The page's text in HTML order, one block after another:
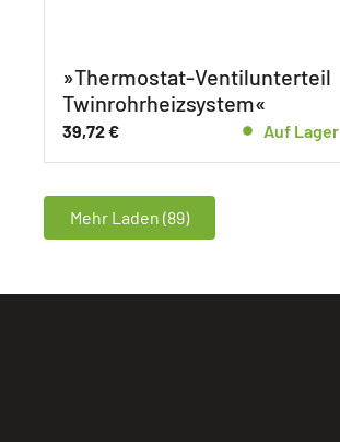
»Thermostat-Ventilunterteil
Twinrohrheizsystem«
39,72€ Auf Lager
Mehr Laden (89)